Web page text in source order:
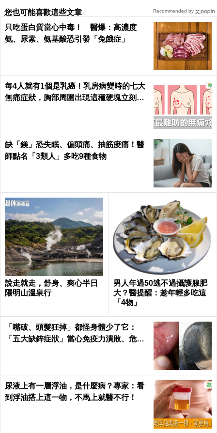
您也可能喜歡這些文章
只吃蛋白質當心中毒！ 醫爆：高濃度
氨、尿素、氨基酸恐引發「兔餓症」
每4人就有1個是乳癌！乳房病變時的七大
無痛症狀，胸部周圍出現這種硬塊立刻就
缺「鎂」恐失眠、偏頭痛、抽筋痠痛！醫
師點名「3類人」多吃9種食物
說走就走，舒身、爽心半日
陽明山溫泉行
男人年過50逃不過攝護腺肥
大？醫提醒：趁年輕多吃這
「4物」
「嘴破、頭髮狂掉」都怪身體少了它：
「五大缺鋅症狀」當心免疫力潰敗、危機
尿液上有一層浮油，是什麼病？專家：看
到浮油搭上這一物，不馬上就醫不行！
Recommended by